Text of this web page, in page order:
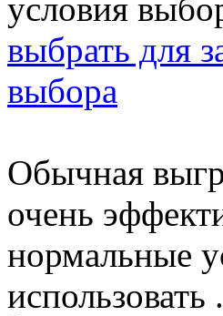
выбрать для
выбора
Обычная
очень
нормальные
использовать